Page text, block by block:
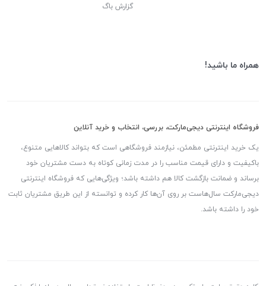
گزارش باگ
همراه ما باشید!
فروشگاه اینترنتی دیجی‌مارکت، بررسی، انتخاب و خرید آنلاین
یک خرید اینترنتی مطمئن، نیازمند فروشگاهی است که بتواند کالاهایی متنوع،
باکیفیت و دارای قیمت مناسب را در مدت زمانی کوتاه به دست مشتریان خود
برساند و ضمانت بازگشت کالا هم داشته باشد؛ ویژگی‌هایی که فروشگاه اینترنتی
دیجی‌مارکت سال‌هاست بر روی آن‌ها کار کرده و توانسته از این طریق مشتریان ثابت
خود را داشته باشد.